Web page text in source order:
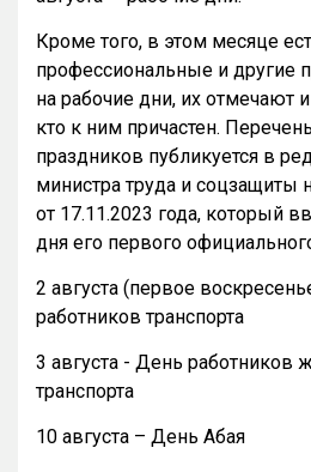
Кроме того, в этом месяце
профессиональные и другие
на рабочие дни, их отмечают
кто к ним причастен.
праздников публикуется в
министра труда и
от 17.11.2023 года, который
дня его первого
2 августа (первое
работников транспорта
3 августа - День работников
транспорта
10 августа – День Абая